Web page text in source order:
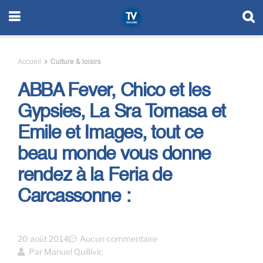
Accueil Culture & loisirs
ABBA Fever, Chico et les
Gypsies, La Sra Tomasa et
Emile et Images, tout ce
beau monde vous donne
rendez à la Feria de
Carcassonne :
20 août 2014
Aucun commentaire
Par Manuel Quillivic